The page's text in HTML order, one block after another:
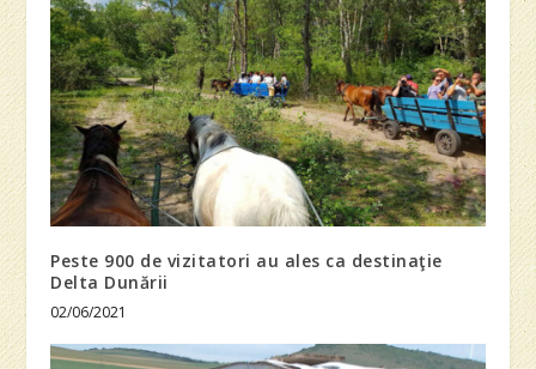
Peste 900 de vizitatori au ales ca destinaţie
Delta Dunării
02/06/2021